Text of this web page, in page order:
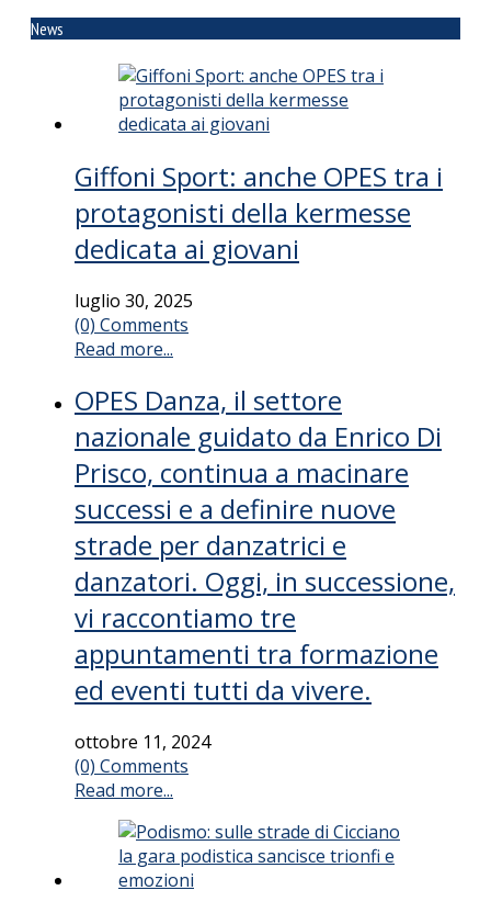
News
Giffoni Sport: anche OPES tra i
protagonisti della kermesse
dedicata ai giovani
luglio 30, 2025
(0) Comments
Read more...
OPES Danza, il settore
nazionale guidato da Enrico Di
Prisco, continua a macinare
successi e a definire nuove
strade per danzatrici e
danzatori. Oggi, in successione,
vi raccontiamo tre
appuntamenti tra formazione
ed eventi tutti da vivere.
ottobre 11, 2024
(0) Comments
Read more...